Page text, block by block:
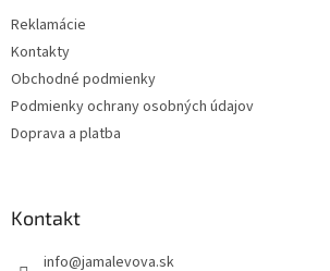
Reklamácie
Kontakty
Obchodné podmienky
Podmienky ochrany osobných údajov
Doprava a platba
Kontakt
info@jamalevova.sk